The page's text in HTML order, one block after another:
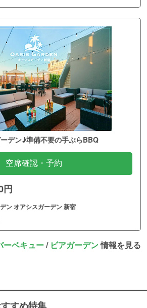
デン♪準備不要の手ぶらBBQ
空席確認・予約
ン オアシスガーデン 新宿
ーベキュー/ ビアガーデン情報を見る